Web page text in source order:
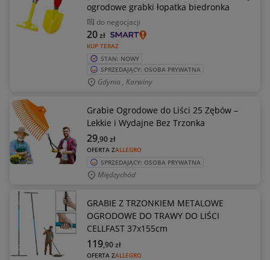
ogrodowe grabki łopatka biedronka
do negocjacji
KUP TERAZ
20zł
STAN: NOWY
SPRZEDAJĄCY: OSOBA PRYWATNA
Gdynia , Karwiny
Grabie Ogrodowe do Liści 25 Zębów –
Lekkie i Wydajne Bez Trzonka
OFERTA ZALLEGRO
29,90zł
SPRZEDAJĄCY: OSOBA PRYWATNA
Międzychód
GRABIE Z TRZONKIEM METALOWE
OGRODOWE DO TRAWY DO LIŚCI
CELLFAST 37x155cm
OFERTA ZALLEGRO
119,90zł